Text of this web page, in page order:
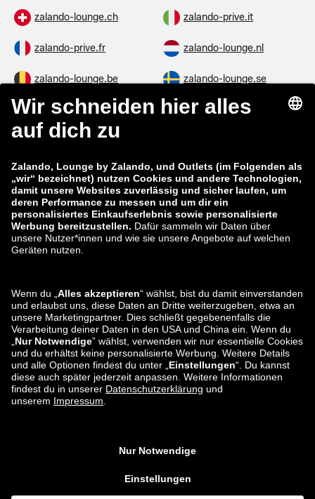
zalando-lounge.ch zalando-prive.it
zalando-prive.fr zalando-lounge.nl
zalando-lounge.be zalando-lounge.se
zalando-lounge.fi zalando-lounge.dk
zalando-lounge.co.uk
zalando-prive.es zalando-lounge.cz
zalando-lounge.lt zalando-lounge.sk
zalando-lounge.ro zalando-lounge.hr
zalando-lounge.lu zalando-lounge.ee
zalando-lounge.lv zalando-lounge.no
Sie finden uns
auch bei
unverbindlichen Preisempfehlung